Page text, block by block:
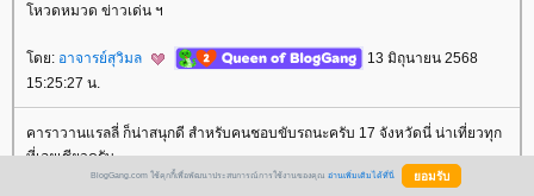
หวดหมวด ข่าวเด่น ฯ
ดย: อาจารย์สุวิมล
13 มิถุนายน 2568
15:25:27 น.
คาราวานแรลลี่ ก็น่าสนุกดี สำหรับคนชอบขับรถนะครับ 17 จังหวัดนี่ น่าเที่ยวทุก
ที่เลยเชียวครับ
BlogGang.com ใช้คุกกี้เพื่อพัฒนาประสบการณ์การใช้งานของคุณ อ่านเพิ่มเติมได้ที่นี่